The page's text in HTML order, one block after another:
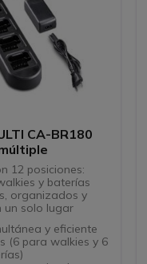
CA-BR180
12 posiciones:
y baterías
organizados y
un solo lugar
y eficiente
(6 para walkies y 6